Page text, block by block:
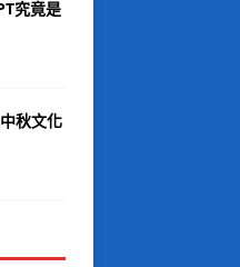
究竟是
秋文化